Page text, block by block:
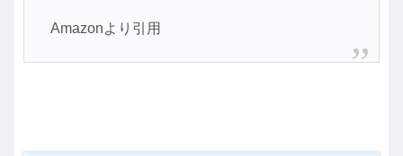
Amazonより引用